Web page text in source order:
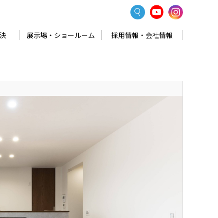
展示場・ショールーム 採用情報・会社情報